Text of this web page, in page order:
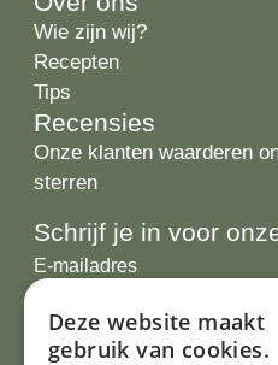
Wie zijn wij?
Recepten
Tips
Recensies
Onze klanten waarderen
sterren
Schrijf je in voor
E-
mailadres
Deze website maakt
gebruik van cookies.